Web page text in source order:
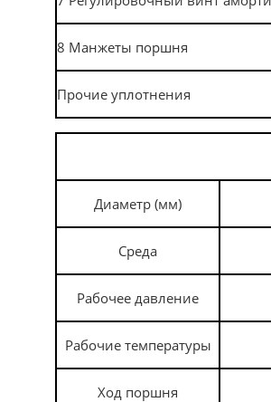
8 Манжеты поршня
Прочие уплотнения
Диаметр (мм)
Среда
Рабочее давление
Рабочие температуры
Ход поршня